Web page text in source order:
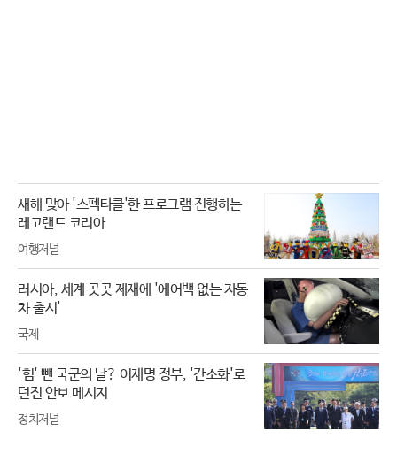
새해 맞아 '스펙타클'한 프로그램 진행하는
레고랜드 코리아
여행저널
러시아, 세계 곳곳 제재에 '에어백 없는 자동
차 출시'
국제
'힘' 뺀 국군의 날? 이재명 정부, '간소화'로
던진 안보 메시지
정치저널